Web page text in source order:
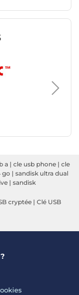
Clé USB
a | cle usb phone | cle
go | sandisk ultra dual
| sandisk
cryptée | Clé USB